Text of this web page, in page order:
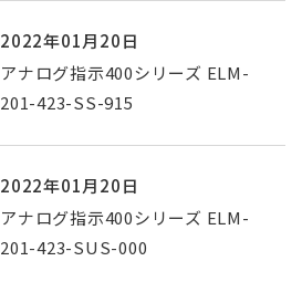
2022年01月20日
アナログ指示400シリーズ ELM-
201-423-SS-915
2022年01月20日
アナログ指示400シリーズ ELM-
201-423-SUS-000